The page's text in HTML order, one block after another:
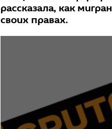
рассказала, как
своих правах.